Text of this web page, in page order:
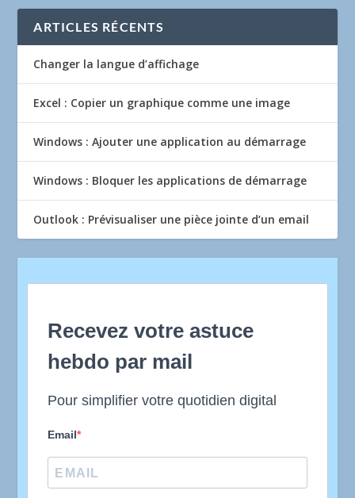
ARTICLES RÉCENTS
Changer la langue d’affichage
Excel : Copier un graphique comme une image
Windows : Ajouter une application au démarrage
Windows : Bloquer les applications de démarrage
Outlook : Prévisualiser une pièce jointe d’un email
Recevez votre astuce
hebdo par mail
Pour simplifier votre quotidien digital
Email